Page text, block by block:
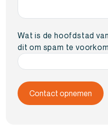
Wat is de hoofdstad
dit om spam te